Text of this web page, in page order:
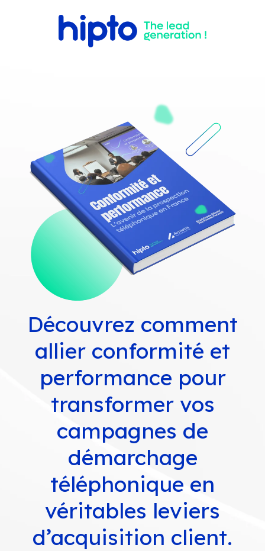
Découvrez comment
allier conformité et
performance pour
transformer vos
campagnes de
démarchage
téléphonique en
véritables leviers
d’acquisition client.